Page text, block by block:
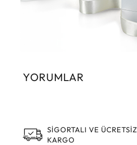
YORUMLAR
SİGORTALI VE ÜCRETSİZ
KARGO